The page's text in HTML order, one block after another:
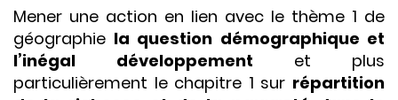
Mener une action en lien avec le thème 1 de
géographie la question démographique et
l’inégal développement et plus
particulièrement le chapitre 1 sur répartition